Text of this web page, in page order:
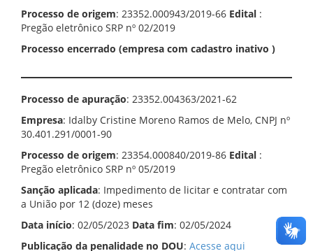
Processo de origem: 23352.000943/2019-66 Edital :
Pregão eletrônico SRP nº 02/2019
Processo encerrado (empresa com cadastro inativo )
Processo de apuração: 23352.004363/2021-62
Empresa: Idalby Cristine Moreno Ramos de Melo, CNPJ nº
30.401.291/0001-90
Processo de origem: 23354.000840/2019-86 Edital :
Pregão eletrônico SRP nº 05/2019
Sanção aplicada: Impedimento de licitar e contratar com
a União por 12 (doze) meses
Data início: 02/05/2023 Data fim: 02/05/2024
Publicação da penalidade no DOU: Acesse aqui